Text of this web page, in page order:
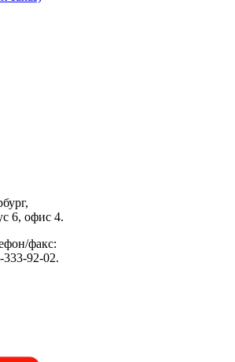
6, офис 4.
факс:
333-92-02.